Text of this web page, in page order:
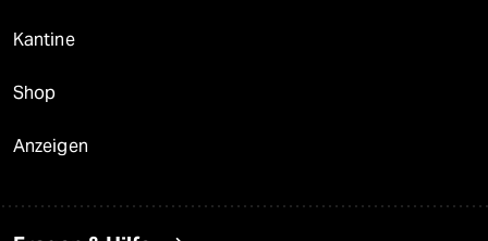
Kantine
Shop
Anzeigen